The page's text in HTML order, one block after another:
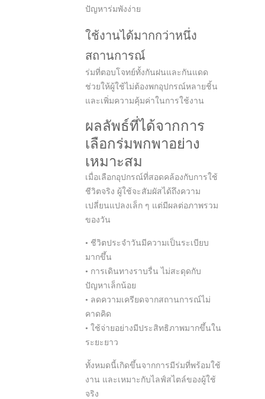
ปัญหาร่มพังง่าย
ใช้งานได้มากกว่าหนึ่ง
สถานการณ์
ร่มที่ตอบโจทย์ทั้งกันฝนและกันแดด
ช่วยให้ผู้ใช้ไม่ต้องพกอุปกรณ์หลายชิ้น
และเพิ่มความคุ้มค่าในการใช้งาน
ผลลัพธ์ที่ได้จากการ
เลือกร่มพกพาอย่าง
เหมาะสม
เมื่อเลือกอุปกรณ์ที่สอดคล้องกับการใช้
ชีวิตจริง ผู้ใช้จะสัมผัสได้ถึงความ
เปลี่ยนแปลงเล็ก ๆ แต่มีผลต่อภาพรวม
ของวัน
• ชีวิตประจำวันมีความเป็นระเบียบ
มากขึ้น
• การเดินทางราบรื่น ไม่สะดุดกับ
ปัญหาเล็กน้อย
• ลดความเครียดจากสถานการณ์ไม่
คาดคิด
• ใช้จ่ายอย่างมีประสิทธิภาพมากขึ้นใน
ระยะยาว
ทั้งหมดนี้เกิดขึ้นจากการมีร่มที่พร้อมใช้
งาน และเหมาะกับไลฟ์สไตล์ของผู้ใช้
จริง